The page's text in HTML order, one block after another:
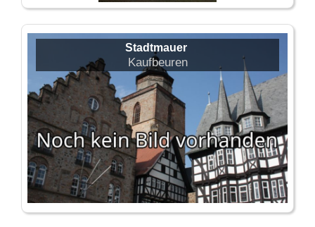
Stadtmauer
Kaufbeuren